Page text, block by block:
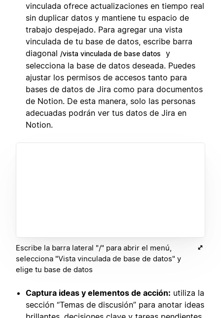
vinculada ofrece actualizaciones en tiempo real
sin duplicar datos y mantiene tu espacio de
trabajo despejado. Para agregar una vista
vinculada de tu base de datos, escribe barra
diagonal /vista vinculada de base datos
y
selecciona la base de datos deseada. Puedes
ajustar los permisos de accesos tanto para
bases de datos de Jira como para documentos
de Notion. De esta manera, solo las personas
adecuadas podrán ver tus datos de Jira en
Notion.
Escribe la barra lateral "/" para abrir el menú,
selecciona "Vista vinculada de base de datos" y
elige tu base de datos
Captura ideas y elementos de acción: utiliza la
sección “Temas de discusión” para anotar ideas